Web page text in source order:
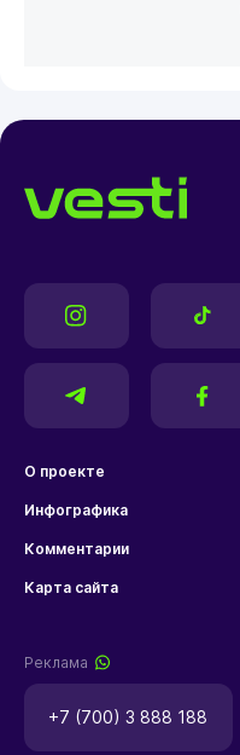
О проекте
Инфографика
Комментарии
Карта сайта
Реклама
+7 (700) 3 888 188